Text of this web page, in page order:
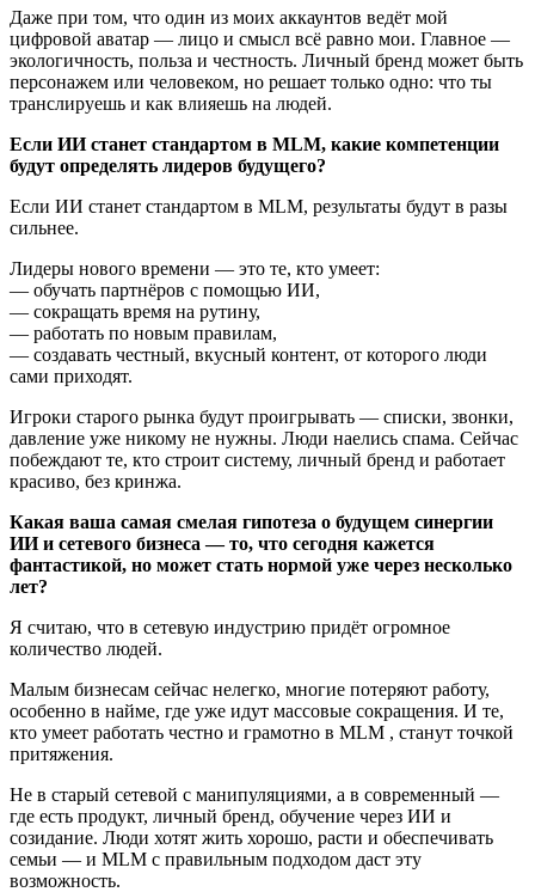
Даже при том, что один из моих аккаунтов ведёт мой
цифровой аватар — лицо и смысл всё равно мои. Главное —
экологичность, польза и честность. Личный бренд может быть
персонажем или человеком, но решает только одно: что ты
транслируешь и как влияешь на людей.
Если ИИ станет стандартом в MLM, какие компетенции
будут определять лидеров будущего?
Если ИИ станет стандартом в MLM, результаты будут в разы
сильнее.
Лидеры нового времени — это те, кто умеет:
— обучать партнёров с помощью ИИ,
— сокращать время на рутину,
— работать по новым правилам,
— создавать честный, вкусный контент, от которого люди
сами приходят.
Игроки старого рынка будут проигрывать — списки, звонки,
давление уже никому не нужны. Люди наелись спама. Сейчас
побеждают те, кто строит систему, личный бренд и работает
красиво, без кринжа.
Какая ваша самая смелая гипотеза о будущем синергии
ИИ и сетевого бизнеса — то, что сегодня кажется
фантастикой, но может стать нормой уже через несколько
лет?
Я считаю, что в сетевую индустрию придёт огромное
количество людей.
Малым бизнесам сейчас нелегко, многие потеряют работу,
особенно в найме, где уже идут массовые сокращения. И те,
кто умеет работать честно и грамотно в МLМ , станут точкой
притяжения.
Не в старый сетевой с манипуляциями, а в современный —
где есть продукт, личный бренд, обучение через ИИ и
созидание. Люди хотят жить хорошо, расти и обеспечивать
семьи — и MLM с правильным подходом даст эту
возможность.